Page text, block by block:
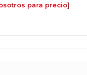
para precio]